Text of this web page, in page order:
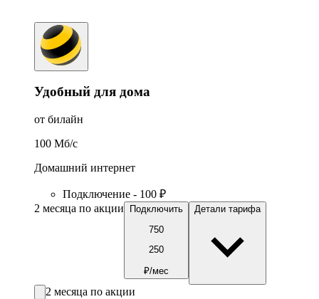
Удобный для дома
от билайн
100 Мб/c
Домашний интернет
Подключение - 100 ₽
2 месяца по акции
Подключить
750
250
₽/мес
Детали тарифа
2 месяца по акции